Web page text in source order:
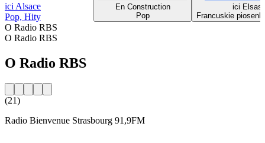
ici Alsace
Pop, Hity
En Construction
Pop
ici
Francuskie
O Radio RBS
O Radio RBS
O Radio RBS
(21)
Radio Bienvenue Strasbourg 91,9FM